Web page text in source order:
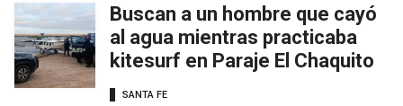
Buscan a un hombre que cayó
al agua mientras practicaba
kitesurf en Paraje El Chaquito
SANTA FE